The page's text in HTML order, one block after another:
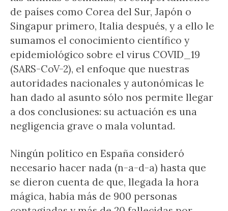
de países como Corea del Sur, Japón o
Singapur primero, Italia después, y a ello le
sumamos el conocimiento científico y
epidemiológico sobre el virus COVID_19
(SARS-CoV-2), el enfoque que nuestras
autoridades nacionales y autonómicas le
han dado al asunto sólo nos permite llegar
a dos conclusiones: su actuación es una
negligencia grave o mala voluntad.
Ningún político en España consideró
necesario hacer nada (n-a-d-a) hasta que
se dieron cuenta de que, llegada la hora
mágica, había más de 900 personas